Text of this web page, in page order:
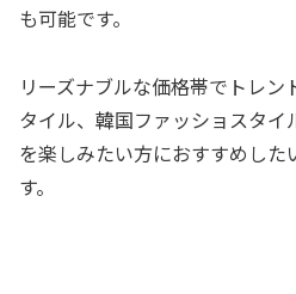
も可能です。
リーズナブルな価格帯でトレ
タイル、韓国ファッショスタイ
を楽しみたい方におすすめした
す。